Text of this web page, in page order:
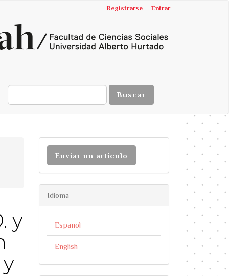
Registrarse Entrar
Buscar
y
Enviar un artículo
Idioma
Español
English